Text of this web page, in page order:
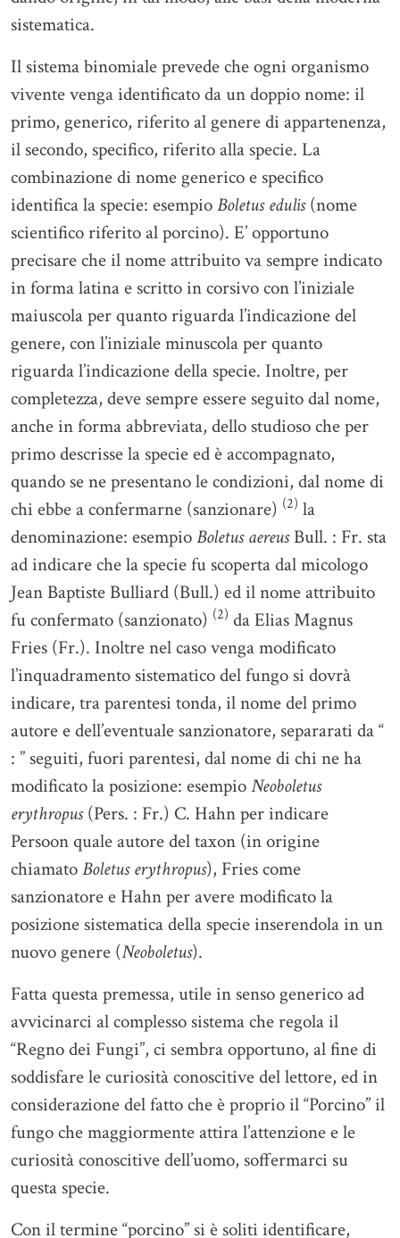
sistematica.
Il sistema binomiale prevede che ogni organismo
vivente venga identificato da un doppio nome: il
primo, generico, riferito al genere di appartenenza,
il secondo, specifico, riferito alla specie. La
combinazione di nome generico e specifico
identifica la specie: esempioBoletus edulis(nome
scientifico riferito al porcino). E’ opportuno
precisare che il nome attribuito va sempre indicato
in forma latina e scritto in corsivo con l’iniziale
maiuscola per quanto riguarda l’indicazione del
genere, con l’iniziale minuscola per quanto
riguarda l’indicazione della specie. Inoltre, per
completezza, deve sempre essere seguito dal nome,
anche in forma abbreviata, dello studioso che per
primo descrisse la specie ed è accompagnato,
quando se ne presentano le condizioni, dal nome di
chi ebbe a confermarne (sanzionare) (2) la
denominazione: esempioBoletus aereusBull. : Fr. sta
ad indicare che la specie fu scoperta dal micologo
Jean Baptiste Bulliard (Bull.) ed il nome attribuito
fu confermato (sanzionato) (2) da Elias Magnus
Fries (Fr.). Inoltre nel caso venga modificato
l’inquadramento sistematico del fungo si dovrà
indicare, tra parentesi tonda, il nome del primo
autore e dell’eventuale sanzionatore, separarati da “
: ” seguiti, fuori parentesi, dal nome di chi ne ha
modificato la posizione: esempioNeoboletus
erythropus(Pers. : Fr.) C. Hahn per indicare
Persoon quale autore del taxon (in origine
chiamatoBoletus erythropus), Fries come
sanzionatore e Hahn per avere modificato la
posizione sistematica della specie inserendola in un
nuovo genere (Neoboletus).
Fatta questa premessa, utile in senso generico ad
avvicinarci al complesso sistema che regola il
“Regno dei Fungi”, ci sembra opportuno, al fine di
soddisfare le curiosità conoscitive del lettore, ed in
considerazione del fatto che è proprio il “Porcino” il
fungo che maggiormente attira l’attenzione e le
curiosità conoscitive dell’uomo, soffermarci su
questa specie.
Con il termine “porcino” si è soliti identificare,